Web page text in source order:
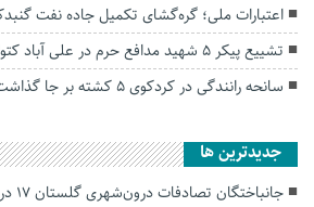
اعتبارات ملی؛ گره‌گشای تکمیل جاده نفت
تشییع پیکر ۵ شهید مدافع حرم در علی آباد کتول
سانحه رانندگی در کردکوی ۵ کشته بر جا گذاشت.
جديدترين ها
جانباختگان تصادفات درون‌شهری گلستان ۱۷ درصد کاهش یافت